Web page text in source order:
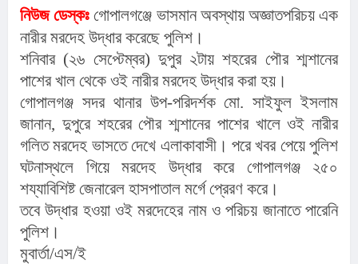
নিউজ ডেস্কঃ গোপালগঞ্জে ভাসমান অবস্থায় অজ্ঞাতপরিচয় এক
নারীর মরদেহ উদ্ধার করেছে পুলিশ।
শনিবার (২৬ সেপ্টেম্বর) দুপুর ২টায় শহরের পৌর শ্মশানের
পাশের খাল থেকে ওই নারীর মরদেহ উদ্ধার করা হয়।
গোপালগঞ্জ সদর থানার উপ-পরিদর্শক মো. সাইফুল ইসলাম
জানান, দুপুরে শহরের পৌর শ্মশানের পাশের খালে ওই নারীর
গলিত মরদেহ ভাসতে দেখে এলাকাবাসী। পরে খবর পেয়ে পুলিশ
ঘটনাস্থলে গিয়ে মরদেহ উদ্ধার করে গোপালগঞ্জ ২৫০
শয্যাবিশিষ্ট জেনারেল হাসপাতাল মর্গে প্রেরণ করে।
তবে উদ্ধার হওয়া ওই মরদেহের নাম ও পরিচয় জানাতে পারেনি
পুলিশ।
মুবার্তা/এস/ই